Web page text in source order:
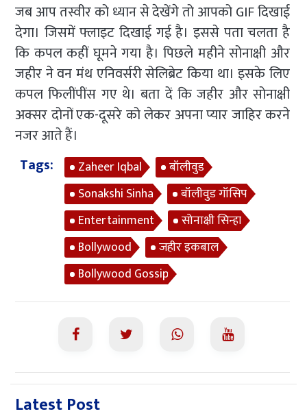
जब आप तस्वीर को ध्यान से देखेंगे तो आपको GIF दिखाई
देगा। जिसमें फ्लाइट दिखाई गई है। इससे पता चलता है
कि कपल कहीं घूमने गया है। पिछले महीने सोनाक्षी और
जहीर ने वन मंथ एनिवर्सरी सेलिब्रेट किया था। इसके लिए
कपल फिलींपींस गए थे। बता दें कि जहीर और सोनाक्षी
अक्सर दोनों एक-दूसरे को लेकर अपना प्यार जाहिर करने
नजर आते हैं।
Tags:
Zaheer Iqbal
बॉलीवुड
Sonakshi Sinha
बॉलीवुड गॉसिप
Entertainment
सोनाक्षी सिन्हा
Bollywood
जहीर इकबाल
Bollywood Gossip
Latest Post